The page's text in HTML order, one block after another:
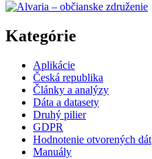
Kategórie
Aplikácie
Česká republika
Články a analýzy
Dáta a datasety
Druhý pilier
GDPR
Hodnotenie otvorených dát
Manuály